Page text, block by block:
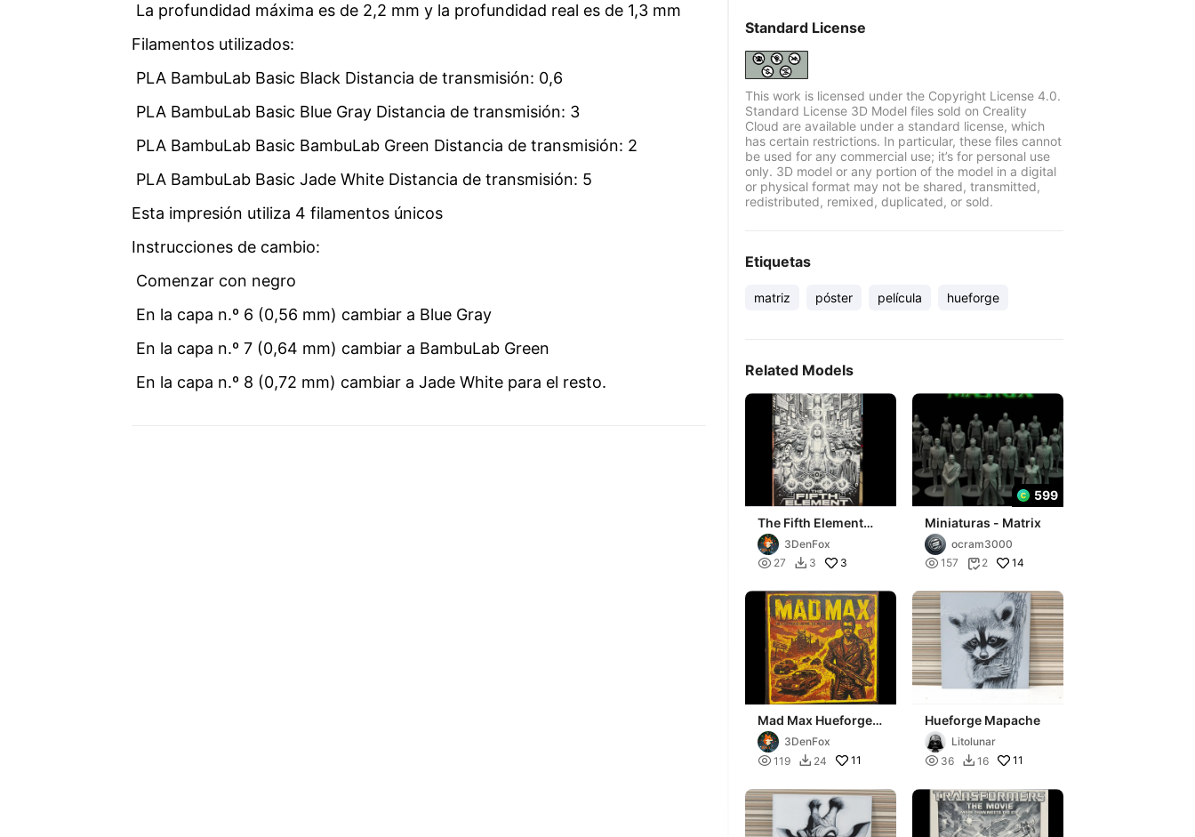
La profundidad máxima es de 2,2 mm y la profundidad real es de 1,3 mm
Filamentos utilizados:
PLA BambuLab Basic Black Distancia de transmisión: 0,6
PLA BambuLab Basic Blue Gray Distancia de transmisión: 3
PLA BambuLab Basic BambuLab Green Distancia de transmisión: 2
PLA BambuLab Basic Jade White Distancia de transmisión: 5
Esta impresión utiliza 4 filamentos únicos
Instrucciones de cambio:
Comenzar con negro
En la capa n.º 6 (0,56 mm) cambiar a Blue Gray
En la capa n.º 7 (0,64 mm) cambiar a BambuLab Green
En la capa n.º 8 (0,72 mm) cambiar a Jade White para el resto.
Standard License
This work is licensed under the Copyright License 4.0.
Standard License 3D Model files sold on Creality
Cloud are available under a standard license, which
has certain restrictions. In particular, these files cannot
be used for any commercial use; it’s for personal use
only. 3D model or any portion of the model in a digital
or physical format may not be shared, transmitted,
redistributed, remixed, duplicated, or sold.
Etiquetas
matriz póster película hueforge
Related Models
The Fifth Element
Hueforge 139x200
3DenFox
 27  3 3
599
Miniaturas - Matrix
ocram3000
 157  2 14
Mad Max Hueforge
200x200
3DenFox
 119  24 11
Hueforge Mapache
Litolunar
 36  16 11